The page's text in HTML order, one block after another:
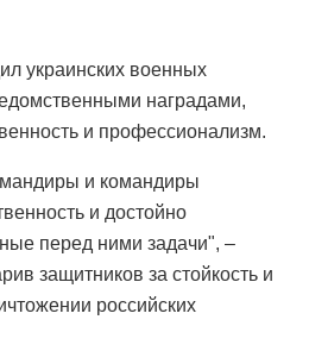
украинских военных
наградами,
и профессионализм.
и командиры
и достойно
перед ними задачи", –
защитников за стойкость и
российских